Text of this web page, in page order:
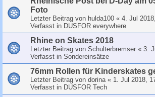
Foto
Letzter Beitrag von hulda100 « 4. Jul
Verfasst in DUSFOR everywhere
Rhine on Skates 2018
Letzter Beitrag von Schulterbremser « 3.
Verfasst in Sondereinsätze
76mm Rollen für Kinderskates
Letzter Beitrag von dorina« 1. Jul 2018,
Verfasst in DUSFOR Tech